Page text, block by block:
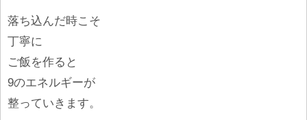
落ち込んだ時こそ
丁寧に
ご飯を作ると
9のエネルギーが
整っていきます。